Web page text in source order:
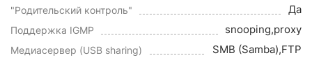
"Родительский контроль" Да
Поддержка IGMP snooping,proxy
Медиасервер (USB sharing) SMB (Samba),FTP